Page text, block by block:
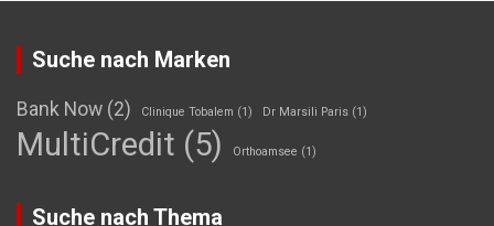
Suche nach Marken
Bank Now (2) Clinique Tobalem (1) Dr Marsili Paris (1)
MultiCredit (5) Orthoamsee (1)
Suche nach Thema